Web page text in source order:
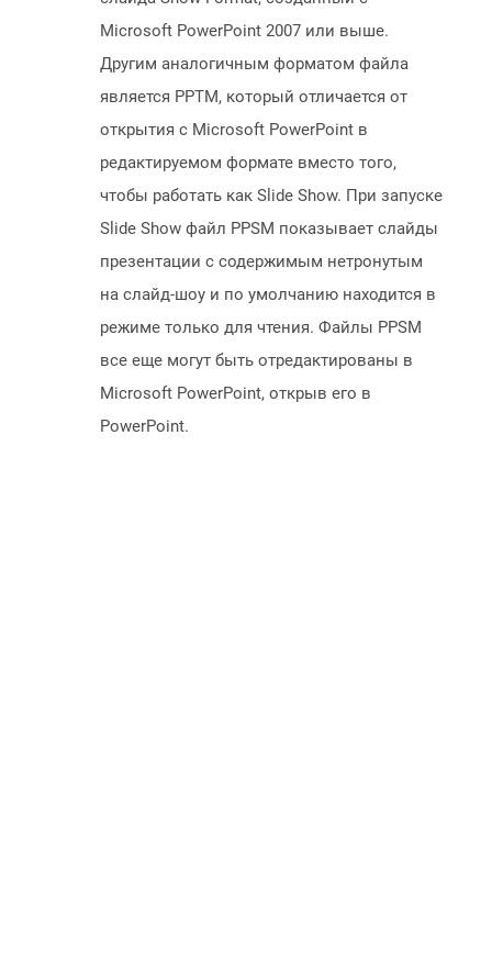
Microsoft PowerPoint 2007 или выше.
Другим аналогичным форматом файла
является PPTM, который отличается от
открытия с Microsoft PowerPoint в
редактируемом формате вместо того,
чтобы работать как Slide Show. При запуске
Slide Show файл PPSM показывает слайды
презентации с содержимым нетронутым
на слайд-шоу и по умолчанию находится в
режиме только для чтения. Файлы PPSM
все еще могут быть отредактированы в
Microsoft PowerPoint, открыв его в
PowerPoint.